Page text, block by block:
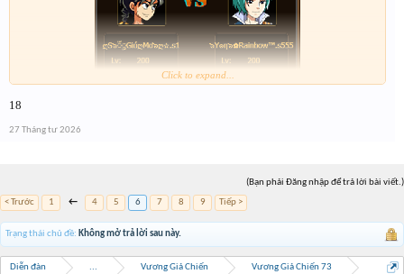
Click to expand...
18
27 Tháng tư 2026
(Bạn phải Đăng nhập để trả lời bài viết.)
< Trước
1 ← 4 5 6 7 8 9 Tiếp >
Trạng thái chủ đề: Không mở trả lời sau này.
Diễn đàn ... Vương Giả Chiến Vương Giả Chiến 73